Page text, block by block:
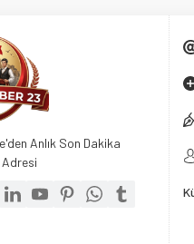
Anlık Son Dakika
Adresi